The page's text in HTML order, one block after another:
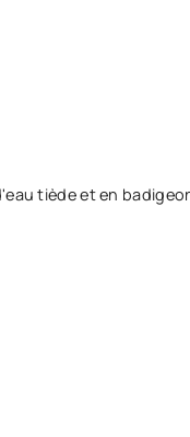
tiède et en